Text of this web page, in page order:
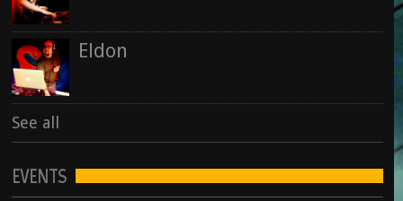
Eldon
See all
EVENTS